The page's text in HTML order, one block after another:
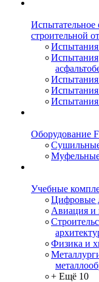
Испытательное
строительной
Испытания
Испытания
Испытания
Испытания
Испытания
Оборудование
Учебные
Цифровые
Авиация и
Физика и
+ Ещё 10